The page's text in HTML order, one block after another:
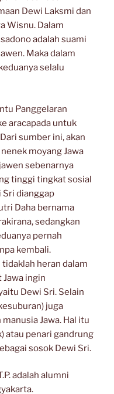
Dewi Laksmi dan
Wisnu. Dalam
adalah suami
Maka dalam
selalu
Panggelaran
aracapada untuk
sumber ini, akan
moyang Jawa
sebenarnya
tinggi tingkat sosial
Sri dianggap
Daha bernama
sedangkan
pernah
kembali.
tidaklah heran dalam
Jawa ingin
Dewi Sri. Selain
juga
Jawa. Hal itu
atau penari gandrung
sosok Dewi Sri.
adalah alumni